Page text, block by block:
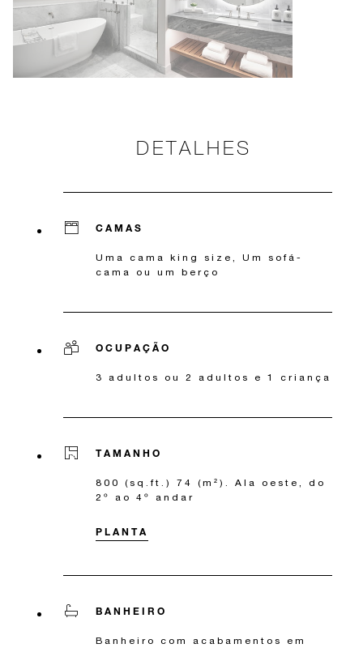
DETALHES
CAMAS
Uma cama king size, Um sofá-
cama ou um berço
OCUPAÇÃO
3 adultos ou 2 adultos e 1 criança
TAMANHO
800 (sq.ft.) 74 (m²). Ala oeste, do
2º ao 4º andar
PLANTA
BANHEIRO
Banheiro com acabamentos em